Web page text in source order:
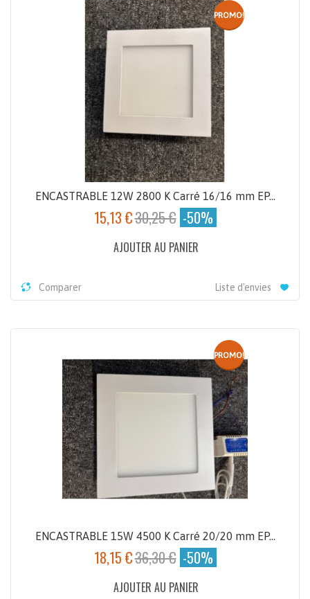
PROMO!
ENCASTRABLE 12W 2800 K Carré 16/16 mm EP...
15,13 €30,25 € -50%
AJOUTER AU PANIER
Liste d'envies
Comparer
PROMO!
ENCASTRABLE 15W 4500 K Carré 20/20 mm EP...
18,15 €36,30 € -50%
AJOUTER AU PANIER